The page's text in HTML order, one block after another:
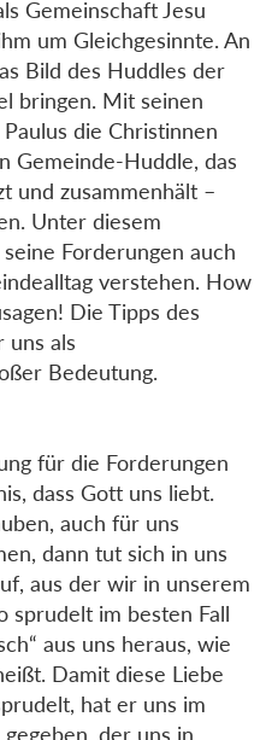
Gemeinschaft Jesu
um Gleichgesinnte. An
Bild des Huddles der
bringen. Mit seinen
die Christinnen
Gemeinde-Huddle, das
und zusammenhält –
Unter diesem
Forderungen auch
verstehen. How
Die Tipps des
uns als
Bedeutung.
für die Forderungen
dass Gott uns liebt.
auch für uns
dann tut sich in uns
aus der wir in unserem
sprudelt im besten Fall
aus uns heraus, wie
Damit diese Liebe
hat er uns im
der uns in